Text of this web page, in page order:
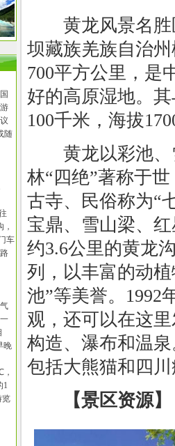
随
车
晚
1
览
黄龙风景名胜
坝藏族羌族自治
700平方公里，是
好的高原湿地。
100千米，海拔
黄龙以彩池、
林“四绝”著称于
古寺、民俗称为“
宝鼎、雪山梁、
约3.6公里的黄龙
列，以丰富的动
池”等美誉。1992
观，还可以在这
构造、瀑布和温
包括大熊猫和四
【景区资源】